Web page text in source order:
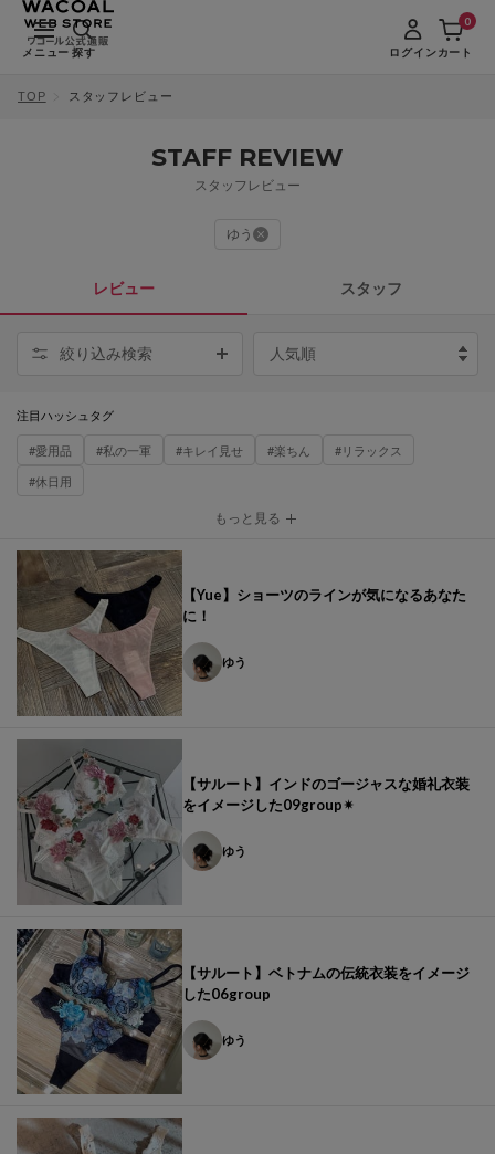
メニュー 探す ログインカート
0
TOP スタッフレビュー
STAFF REVIEW
スタッフレビュー
ゆう
レビュー スタッフ
絞り込み検索
注目ハッシュタグ
#愛用品 #私の一軍 #キレイ見せ #楽ちん #リラックス
#休日用
もっと見る
【Yue】ショーツのラインが気になるあなた
に！
ゆう
【サルート】インドのゴージャスな婚礼衣装
をイメージした09group✴︎
ゆう
【サルート】ベトナムの伝統衣装をイメージ
した06group
ゆう